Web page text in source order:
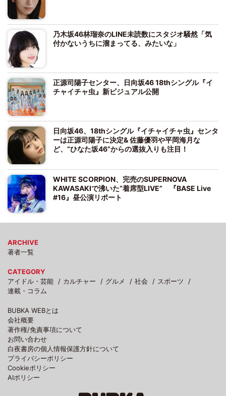
乃木坂46林瑠奈のLINE未読数にスタジオ騒然「気
付かないうちに溜まってる、みたいな」
正源司陽子センター、日向坂46 18thシングル『イ
チャイチャ虫』新ビジュアル公開
日向坂46、18thシングル『イチャイチャ虫』センタ
ーは正源司陽子に決定& 佐藤優羽や平岡海月な
ど、“ひなた坂46”からの選抜入りも注目！
WHITE SCORPION、完売のSUPERNOVA
KAWASAKIで沸いた“着席型LIVE” 『BASE Live
#16』昼公演リポート
ARCHIVE
著者一覧
CATEGORY
アイドル・芸能
カルチャー グルメ 社会
スポーツ
連載・コラム
BUBKA WEBとは
会社概要
著作権/免責事項について
お問い合わせ
白夜書房の個人情報保護方針について
プライバシーポリシー
Cookieポリシー
AIポリシー